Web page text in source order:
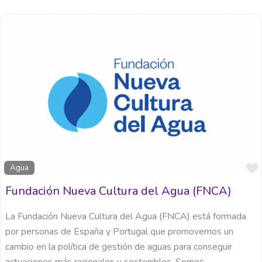
Agua
Fundación Nueva Cultura del Agua (FNCA)
La Fundación Nueva Cultura del Agua (FNCA) está formada
por personas de España y Portugal que promovemos un
cambio en la política de gestión de aguas para conseguir